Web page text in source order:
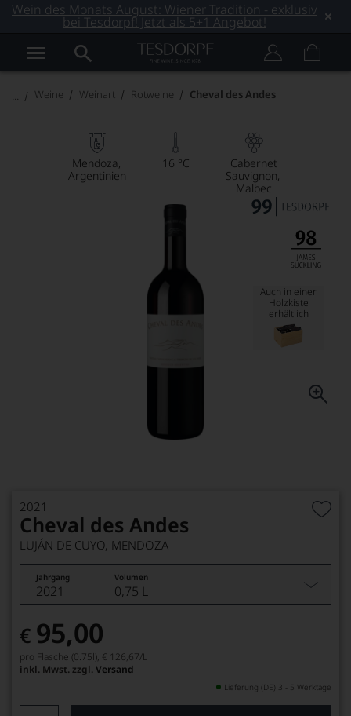
Wein des Monats August: Wiener Tradition - exklusiv
bei Tesdorpf! Jetzt als 5+1 Angebot!
Weine Weinart Rotweine Cheval des Andes
Mendoza
Argentinien
16 °C
Cabernet
Sauvignon
Malbec
Auch in einer
Holzkiste
erhältlich
2021
Cheval des Andes
LUJÁN DE CUYO, MENDOZA
Jahrgang Volumen
2021 0,75 L
€ 95,00
pro Flasche (0.75l), € 126,67/L
inkl. Mwst. zzgl. Versand
Lieferung (DE) 3 - 5 Werktage